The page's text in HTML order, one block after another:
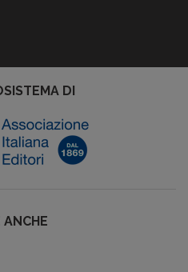
DI
ANCHE